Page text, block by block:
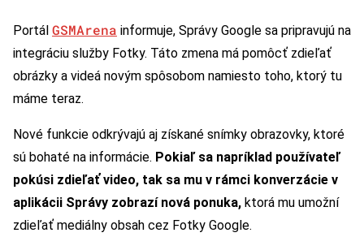
Portál GSMArena informuje, Správy Google sa pripravujú na
integráciu služby Fotky. Táto zmena má pomôcť zdieľať
obrázky a videá novým spôsobom namiesto toho, ktorý tu
máme teraz.
Nové funkcie odkrývajú aj získané snímky obrazovky, ktoré
sú bohaté na informácie. Pokiaľ sa napríklad používateľ
pokúsi zdieľať video, tak sa mu v rámci konverzácie v
aplikácii Správy zobrazí nová ponuka, ktorá mu umožní
zdieľať mediálny obsah cez Fotky Google.